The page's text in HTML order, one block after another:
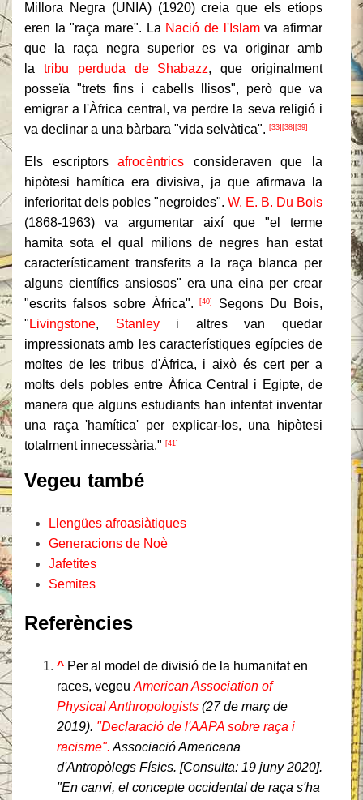
Millora Negra (UNIA) (1920) creia que els etíops
eren la "raça mare". La Nació de l'Islamva afirmar
que la raça negra superior es va originar amb
la tribu perduda de Shabazz, que originalment
posseïa "trets fins i cabells llisos", però que va
emigrar a l'Àfrica central, va perdre la seva religió i
va declinar a una bàrbara "vida selvàtica". [33] [38] [39]
Els escriptorsafrocèntrics consideraven que la
hipòtesi hamítica era divisiva, ja que afirmava la
inferioritat dels pobles "negroides". W. E. B. Du Bois
(1868-1963) va argumentar així que "el terme
hamita sota el qual milions de negres han estat
característicament transferits a la raça blanca per
alguns científics ansiosos" era una eina per crear
"escrits falsos sobre Àfrica".[40]
Segons Du Bois,
" Livingstone, Stanleyi altres van quedar
impressionats amb les característiques egípcies de
moltes de les tribus d'Àfrica, i això és cert per a
molts dels pobles entre Àfrica Central i Egipte, de
manera que alguns estudiants han intentat inventar
una raça 'hamítica' per explicar-los, una hipòtesi
totalment innecessària." [41]
Vegeu també
Llengües afroasiàtiques
Generacions de Noè
Jafetites
Semites
Referències
^ Per al model de divisió de la humanitat en
races, vegeu American Association of
Physical Anthropologists (27 de març de
2019). "Declaració de l'AAPA sobre raça i
racisme". Associació Americana
d'Antropòlegs Físics. [Consulta: 19 juny2020].
En canvi, el concepte occidental de raça s'ha